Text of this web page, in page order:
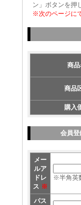
ン」ボタンを押
※次のページに
商品
商品
購入
会員登
メー
ルア
ドレ
ス ※
※半角英
パス